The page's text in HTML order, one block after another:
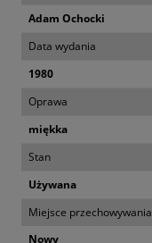
Adam Ochocki
Data wydania
1980
Oprawa
miękka
Stan
Używana
Miejsce przechowywania
Nowy